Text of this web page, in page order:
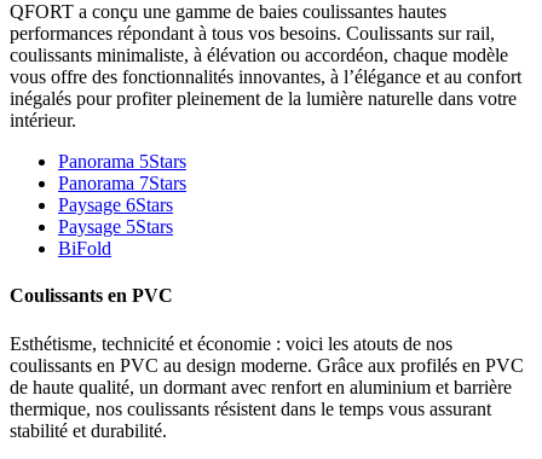
QFORT a conçu une gamme de baies coulissantes hautes
performances répondant à tous vos besoins. Coulissants sur rail,
coulissants minimaliste, à élévation ou accordéon, chaque modèle
vous offre des fonctionnalités innovantes, à l’élégance et au confort
inégalés pour profiter pleinement de la lumière naturelle dans votre
intérieur.
Panorama 5Stars
Panorama 7Stars
Paysage 6Stars
Paysage 5Stars
BiFold
Coulissants en PVC
Esthétisme, technicité et économie : voici les atouts de nos
coulissants en PVC au design moderne. Grâce aux profilés en PVC
de haute qualité, un dormant avec renfort en aluminium et barrière
thermique, nos coulissants résistent dans le temps vous assurant
stabilité et durabilité.